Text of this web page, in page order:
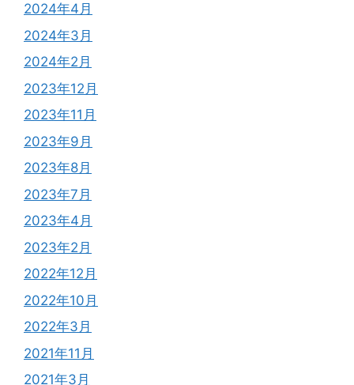
2024年4月
2024年3月
2024年2月
2023年12月
2023年11月
2023年9月
2023年8月
2023年7月
2023年4月
2023年2月
2022年12月
2022年10月
2022年3月
2021年11月
2021年3月